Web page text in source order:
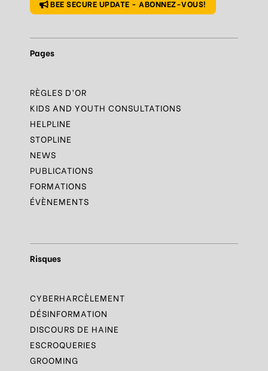
BEE SECURE UPDATE - ABONNEZ-VOUS!
Pages
RÈGLES D’OR
KIDS AND YOUTH CONSULTATIONS
HELPLINE
STOPLINE
NEWS
PUBLICATIONS
FORMATIONS
ÉVÈNEMENTS
Risques
CYBERHARCÈLEMENT
DÉSINFORMATION
DISCOURS DE HAINE
ESCROQUERIES
GROOMING